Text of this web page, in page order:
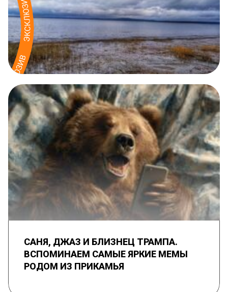
САНЯ, ДЖАЗ И БЛИЗНЕЦ ТРАМПА.
ВСПОМИНАЕМ САМЫЕ ЯРКИЕ МЕМЫ
РОДОМ ИЗ ПРИКАМЬЯ